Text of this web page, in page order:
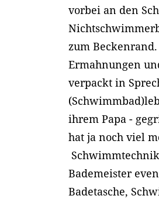
vorbei an den
zum
Ermahnungen
verpackt in
ihrem Papa -
hat ja noch viel
Bademeister
Badetasche,